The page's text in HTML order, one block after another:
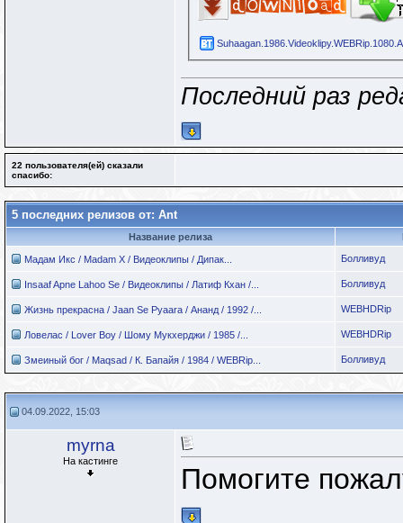
Последний раз
22 пользователя(ей) сказали
cпасибо:
5 последних релизов от: Ant
Название релиза
Мадам Икс / Madam X / Видеоклипы / Дипак... Болливуд
Insaaf Apne Lahoo Se / Видеоклипы / Латиф Кхан /... Болливуд
Жизнь прекрасна / Jaan Se Pyaara / Ананд / 1992 /... WEBHDRip
Ловелас / Lover Boy / Шому Мукхерджи / 1985 /... WEBHDRip
Змеиный бог / Maqsad / К. Бапайя / 1984 / WEBRip... Болливуд
04.09.2022, 15:03
myrna
На кастинге
Помогите